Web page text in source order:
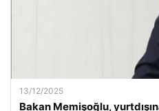
13/12/2025
Bakan Memişoğlu,